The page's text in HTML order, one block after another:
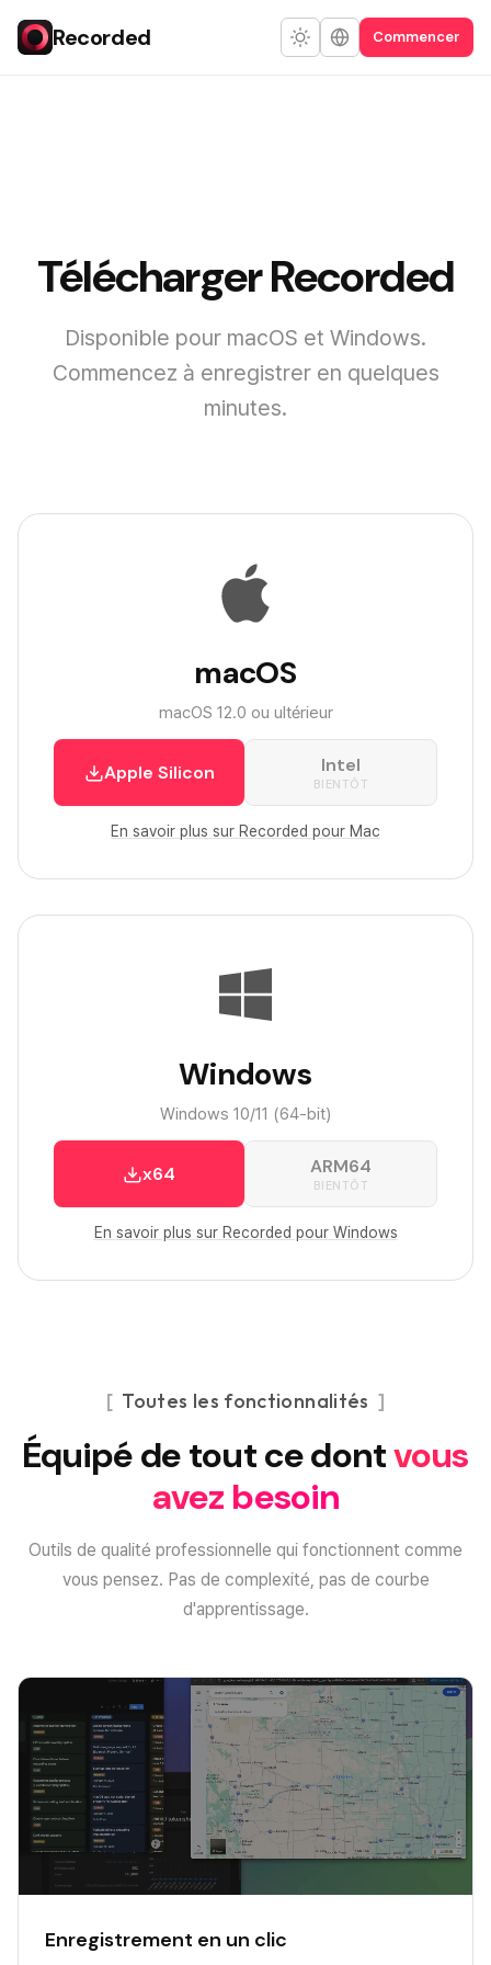
Recorded Commencer
Télécharger Recorded
Disponible pour macOS et Windows.
Commencez à enregistrer en quelques
minutes.
macOS
macOS 12.0 ou ultérieur
Apple Silicon Intel
BIENTÔT
En savoir plus sur Recorded pour Mac
Windows
Windows 10/11 (64-bit)
x64 ARM64
BIENTÔT
En savoir plus sur Recorded pour Windows
Toutes les fonctionnalités
Équipé de tout ce dontvous
avez besoin
Outils de qualité professionnelle qui fonctionnent comme
vous pensez. Pas de complexité, pas de courbe
d'apprentissage.
Enregistrement en un clic